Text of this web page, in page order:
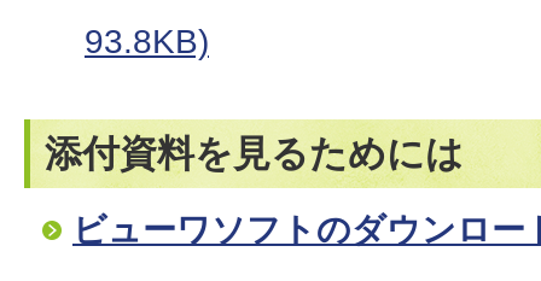
93.8KB)
添付資料を見るためには
ビューワソフトのダウンロー